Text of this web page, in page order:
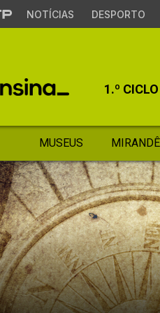
NOTÍCIAS DESPORTO
1.º CICLO
MUSEUS